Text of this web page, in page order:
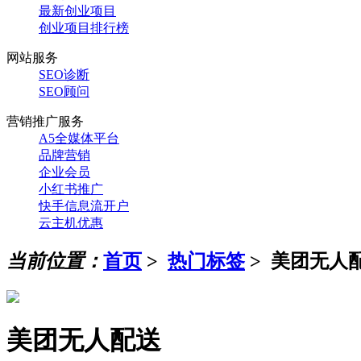
最新创业项目
创业项目排行榜
网站服务
SEO诊断
SEO顾问
营销推广服务
A5全媒体平台
品牌营销
企业会员
小红书推广
快手信息流开户
云主机优惠
当前位置： 首页 > 热门标签 > 美团无人
美团无人配送